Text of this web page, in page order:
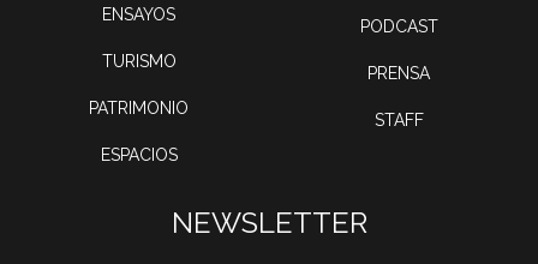
ENSAYOS
TURISMO
PATRIMONIO
ESPACIOS
PODCAST
PRENSA
STAFF
NEWSLETTER